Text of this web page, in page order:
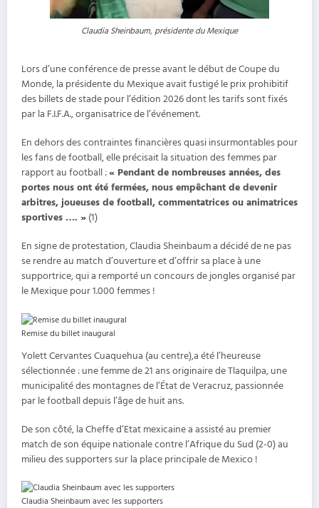
Claudia Sheinbaum, présidente du Mexique
Lors d’une conférence de presse avant le début de Coupe du
Monde, la présidente du Mexique avait fustigé le prix prohibitif
des billets de stade pour l’édition 2026 dont les tarifs sont fixés
par la F.I.F.A., organisatrice de l’événement.
En dehors des contraintes financières quasi insurmontables pour
les fans de football, elle précisait la situation des femmes par
rapport au football :« Pendant de nombreuses années, des
portes nous ont été fermées, nous empêchant de devenir
arbitres, joueuses de football, commentatrices ou animatrices
sportives …. » (1)
En signe de protestation, Claudia Sheinbaum a décidé de ne pas
se rendre au match d’ouverture et d’offrir sa place à une
supportrice, qui a remporté un concours de jongles organisé par
le Mexique pour 1.000 femmes !
Remise du billet inaugural
Yolett Cervantes Cuaquehua (au centre),a été l’heureuse
sélectionnée : une femme de 21 ans originaire de Tlaquilpa, une
municipalité des montagnes de l’État de Veracruz, passionnée
par le football depuis l’âge de huit ans.
De son côté, la Cheffe d’Etat mexicaine a assisté au premier
match de son équipe nationale contre l’Afrique du Sud (2-0) au
milieu des supporters sur la place principale de Mexico !
Claudia Sheinbaum avec les supporters